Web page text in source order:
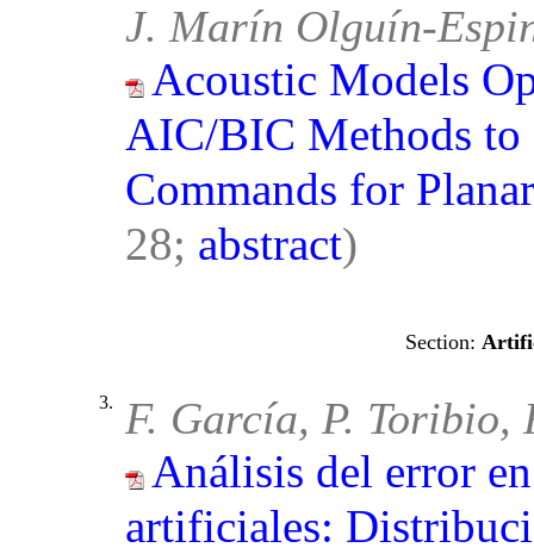
J. Marín Olguín-
Acoustic Models
AIC/BIC Methods to
Commands for
28; abstract)
3. F. García, P. Toribio,
Análisis del error
artificiales: